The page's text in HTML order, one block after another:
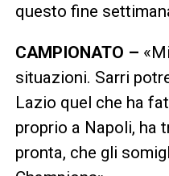
questo fine
CAMPIONATO –
situazioni. Sarri
Lazio quel che ha
proprio a Napoli, ha
pronta, che gli